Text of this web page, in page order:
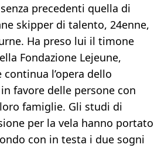
precedenti quella di
skipper di talento, 24enne,
Ha preso lui il timone
Fondazione Lejeune,
continua l’opera dello
favore delle persone con
famiglie. Gli studi di
per la vela hanno portato
con in testa i due sogni